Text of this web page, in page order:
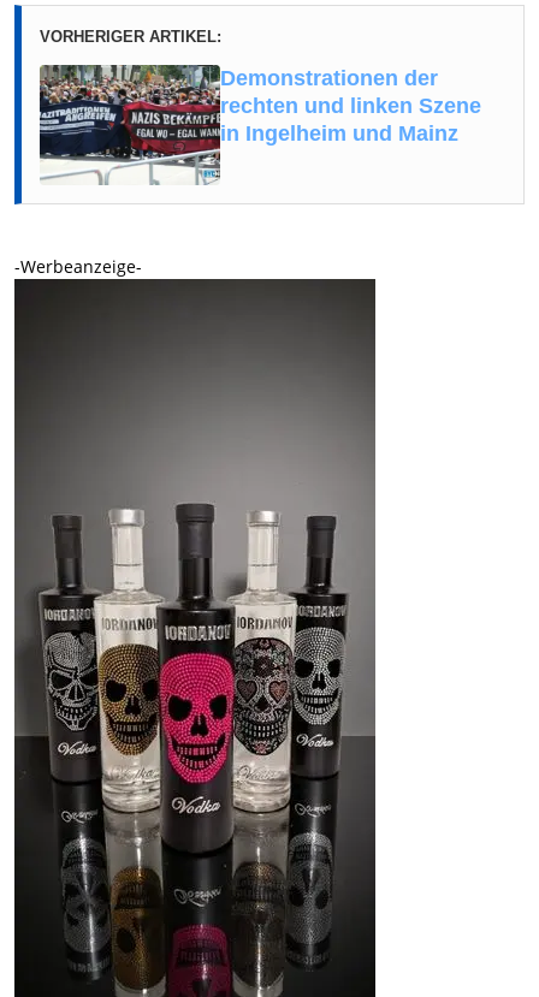
VORHERIGER ARTIKEL:
Demonstrationen der
rechten und linken Szene
in Ingelheim und Mainz
-Werbeanzeige-